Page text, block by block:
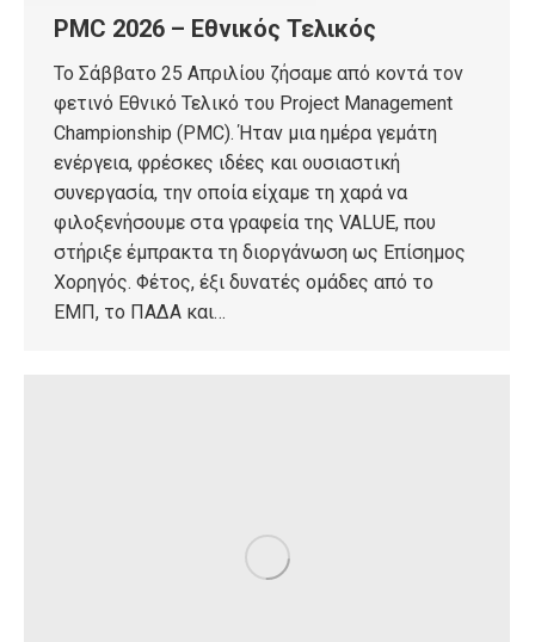
PMC 2026 – Εθνικός Τελικός
Το Σάββατο 25 Απριλίου ζήσαμε από κοντά τον
φετινό Εθνικό Τελικό του Project Management
Championship (PMC). Ήταν μια ημέρα γεμάτη
ενέργεια, φρέσκες ιδέες και ουσιαστική
συνεργασία, την οποία είχαμε τη χαρά να
φιλοξενήσουμε στα γραφεία της VALUE, που
στήριξε έμπρακτα τη διοργάνωση ως Επίσημος
Χορηγός. Φέτος, έξι δυνατές ομάδες από το
ΕΜΠ, το ΠΑΔΑ και…